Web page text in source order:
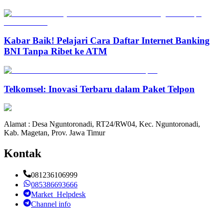
Kabar Baik! Pelajari Cara Daftar Internet Banking
BNI Tanpa Ribet ke ATM
Telkomsel: Inovasi Terbaru dalam Paket Telpon
Alamat : Desa Nguntoronadi, RT24/RW04, Kec. Nguntoronadi,
Kab. Magetan, Prov. Jawa Timur
Kontak
081236106999
085386693666
Market_Helpdesk
Channel info